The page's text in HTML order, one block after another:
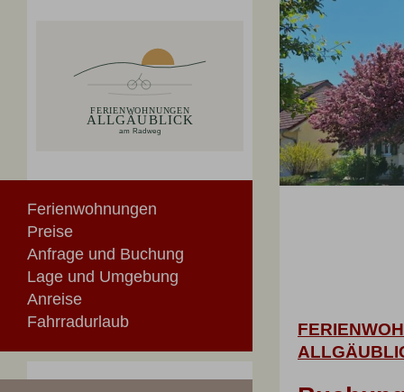
Ferienwohnungen
Preise
Anfrage und Buchung
Lage und Umgebung
Anreise
Fahrradurlaub